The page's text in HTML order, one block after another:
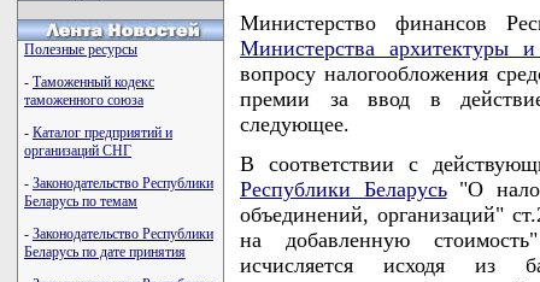
Полезные ресурсы
- Таможенный кодекс
таможенного союза
- Каталог предприятий и
организаций СНГ
- Законодательство Республики
Беларусь по темам
- Законодательство Республики
Беларусь по дате принятия
Министерство финансов
Министерства архитектуры и
вопросу налогообложения
премии за ввод в
следующее.
В соответствии с
Республики Беларусь"О
объединений, организаций"
на добавленную
исчисляется исходя из